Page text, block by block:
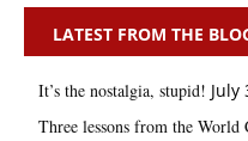
LATEST FROM THE
It’s the nostalgia, stupid! July
Three lessons from the World